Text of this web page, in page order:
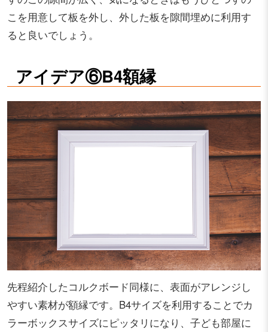
こを用意して板を外し、外した板を隙間埋めに利用す
ると良いでしょう。
アイデア⑥B4額縁
先程紹介したコルクボード同様に、表面がアレンジし
やすい素材が額縁です。B4サイズを利用することでカ
ラーボックスサイズにピッタリになり、子ども部屋に